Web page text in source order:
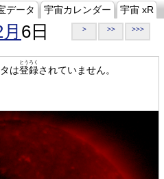
データ 宇宙カレンダー 宇宙 xR
6日 > >> >>>
は登録
とうろく
されていません。